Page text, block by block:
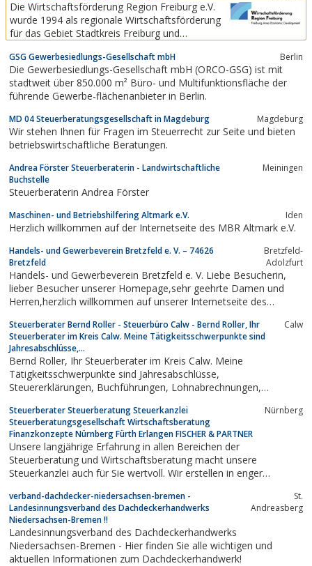
a region with a high quality of life, short
distances to two...
Die Wirtschaftsförderung Region Freiburg e.V.
wurde 1994 als regionale Wirtschaftsförderung
für das Gebiet Stadtkreis Freiburg und
Emmendingen als eingetragener Verein mit Sitz
in Freiburg in Süddeutschland gegründet.Das
Team der Wirtschaftsförderung Region Freiburg
hat ein offenes Ohr...
GSG Gewerbesiedlungs-Gesellschaft mbH Berlin
Die Gewerbesiedlungs-Gesellschaft mbH (ORCO-GSG) ist mit
stadtweit über 850.000 m² Büro- und Multifunktionsfläche der
führende Gewerbe-flächenanbieter in Berlin.
MD 04 Steuerberatungsgesellschaft in Magdeburg Magdeburg
Wir stehen Ihnen für Fragen im Steuerrecht zur Seite und bieten
betriebswirtschaftliche Beratungen.
Andrea Förster Steuerberaterin - Landwirtschaftliche
Buchstelle
Meiningen
Steuerberaterin Andrea Förster
Maschinen- und Betriebshilfering Altmark e.V. Iden
Herzlich willkommen auf der Internetseite des MBR Altmark e.V.
Handels- und Gewerbeverein Bretzfeld e. V. – 74626
Bretzfeld
Bretzfeld-
Adolzfurt
Handels- und Gewerbeverein Bretzfeld e. V. Liebe Besucherin,
lieber Besucher unserer Homepage,sehr geehrte Damen und
Herren,herzlich willkommen auf unserer Internetseite des
herzliche Gastfreundschaft und noch vieles mehr können Sie in
der Großgemeinde...
Steuerberater Bernd Roller - Steuerbüro Calw - Bernd Roller, Ihr
Steuerberater im Kreis Calw. Meine Tätigkeitsschwerpunkte sind
Jahresabschlüsse,...
Calw
Bernd Roller, Ihr Steuerberater im Kreis Calw. Meine
Tätigkeitsschwerpunkte sind Jahresabschlüsse,
Steuererklärungen, Buchführungen, Lohnabrechnungen,
Erbschaftssteuerangelegenheiten.
Steuerberater Steuerberatung Steuerkanzlei
Steuerberatungsgesellschaft Wirtschaftsberatung
Finanzkonzepte Nürnberg Fürth Erlangen FISCHER & PARTNER
Nürnberg
Unsere langjährige Erfahrung in allen Bereichen der
Steuerberatung und Wirtschaftsberatung macht unsere
Steuerkanzlei auch für Sie wertvoll. Wir erstellen in enger
Finanzkonzept.Wir sind Ihr Steuerberater bzw. Ihre
Steuerberatungsgesellschaft in Mittelfranken von Nürnberg...
verband-dachdecker-niedersachsen-bremen -
Landesinnungsverband des Dachdeckerhandwerks
Niedersachsen-Bremen !!
St.
Andreasberg
Landesinnungsverband des Dachdeckerhandwerks
Niedersachsen-Bremen - Hier finden Sie alle wichtigen und
aktuellen Informationen zum Dachdeckerhandwerk!